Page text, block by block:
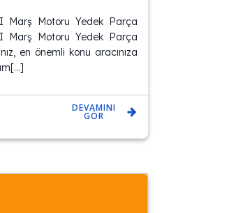
Marş Motoru Yedek Parça
Marş Motoru Yedek Parça
en önemli konu aracınıza
DEVAMINI
GÖR